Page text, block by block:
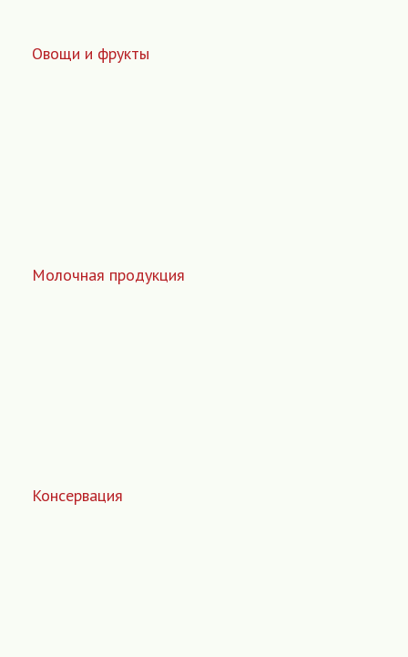
Овощи и фрукты
Молочная продукция
Консервация